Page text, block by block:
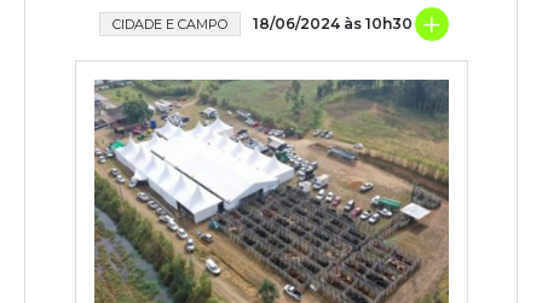
CIDADE E CAMPO 18/06/2024 às 10h30 +